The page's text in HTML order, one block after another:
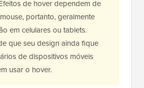
de hover dependem de
portanto, geralmente
em celulares ou tablets.
que seu design ainda fique
de dispositivos móveis
usar o hover.